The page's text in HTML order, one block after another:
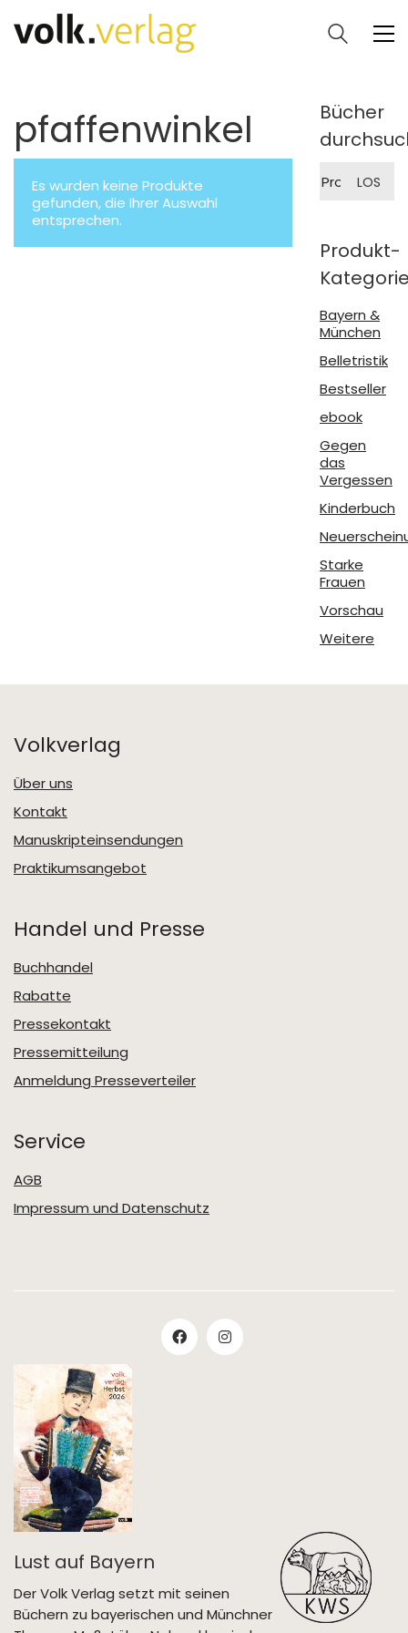
pfaffenwinkel
Es wurden keine Produkte
gefunden, die Ihrer Auswahl
entsprechen.
Bücher
nach:
LOS
Produkt-
Bayern &
München
Belletristik
Bestseller
ebook
Gegen
das
Vergessen
Kinderbuch
Starke
Frauen
Vorschau
Weitere
Volkverlag
Über uns
Kontakt
Manuskripteinsendungen
Praktikumsangebot
Handel und Presse
Buchhandel
Rabatte
Pressekontakt
Pressemitteilung
Anmeldung Presseverteiler
Service
AGB
Impressum und Datenschutz
Lust auf Bayern
Der Volk Verlag setzt mit seinen
Büchern zu bayerischen und Münchner